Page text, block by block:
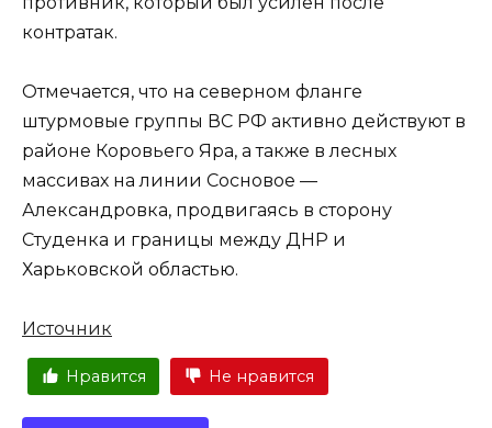
контратак.
Отмечается, что на северном фланге
штурмовые группы ВС РФ активно действуют в
районе Коровьего Яра, а также в лесных
массивах на линии Сосновое —
Александровка, продвигаясь в сторону
Студенка и границы между ДНР и
Харьковской областью.
Источник
Нравится Не нравится